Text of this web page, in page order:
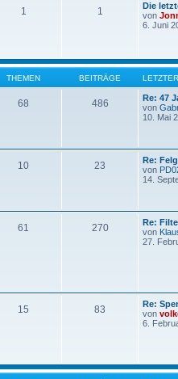
1 1
Die
von
6. Juni
THEMEN BEITRÄGE
68 486
Re: 47
von
10. Mai
10 23
Re:
von
14.
61 270
Re:
von
27.
15 83
Re:
von
6.